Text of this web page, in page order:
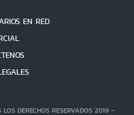
EN RED
DERECHOS RESERVADOS 2019 -